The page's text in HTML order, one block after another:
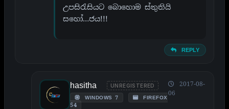
උපසිරැසියට බොහොම ස්තුතියි
සහෝ…ජය!!!
REPLY
hasitha UNREGISTERED
WINDOWS 7
FIREFOX
54
2017-08-
06